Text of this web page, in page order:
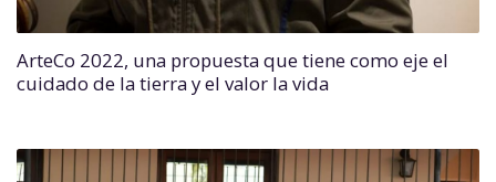
ArteCo 2022, una propuesta que tiene como eje el
cuidado de la tierra y el valor la vida